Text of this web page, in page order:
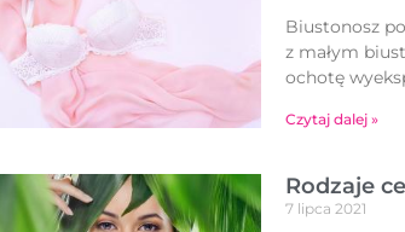
Biustonosz
z małym
ochotę
Czytaj dalej »
Rodzaje
7 lipca 2021